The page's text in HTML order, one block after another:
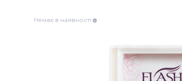
Немає в наявності